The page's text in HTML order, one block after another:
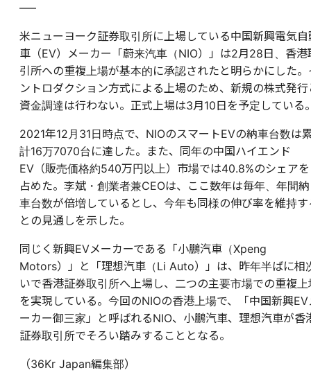
—–
米ニューヨーク証券取引所に上場している中国新興電気自
車（EV）メーカー「蔚来汽車（NIO）」は2月28日、香港
引所への重複上場が基本的に承認されたと明らかにした。
ントロダクション方式による上場のため、新規の株式発行
資金調達は行わない。正式上場は3月10日を予定している
2021年12月31日時点で、NIOのスマートEVの納車台数は
計16万7070台に達した。また、同年の中国ハイエンド
EV（販売価格約540万円以上）市場では40.8%のシェアを
占めた。李斌・創業者兼CEOは、ここ数年は毎年、年間納
車台数が倍増しているとし、今年も同様の伸び率を維持す
との見通しを示した。
同じく新興EVメーカーである「小鵬汽車（Xpeng
Motors）」と「理想汽車（Li Auto）」は、昨年半ばに相
いで香港証券取引所へ上場し、二つの主要市場での重複上
を実現している。今回のNIOの香港上場で、「中国新興EV
ーカー御三家」と呼ばれるNIO、 小鵬汽車、理想汽車が香
証券取引所でそろい踏みすることとなる。
（36Kr Japan編集部）